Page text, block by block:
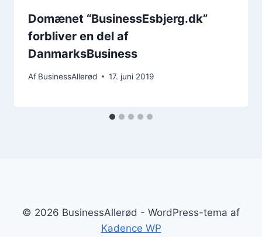
Domænet “BusinessEsbjerg.dk”
forbliver en del af
DanmarksBusiness
Af BusinessAllerød 17. juni 2019
© 2026 BusinessAllerød - WordPress-tema af
Kadence WP